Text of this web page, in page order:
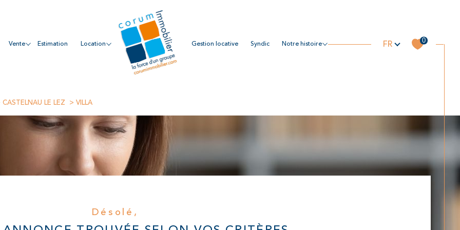
vente estimation location gestion locative syndic notre histoire Langue
FR 0
CASTELNAU LE LEZ VILLA
Désolé,